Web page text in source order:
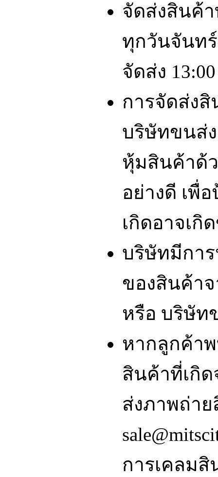
จัดส่งสินค้
ทุกวันจันท
จัดส่ง
การจัดส่งสิ
บริษัทขนส่
หุ้มสินค้าด้
อย่างดี เพื่
เกิดอาจเกิ
บริษัทมีกา
ของสินค้าจ
หรือ บริษัท
หากลูกค้า
สินค้าที่เกิ
ส่งภาพถ่า
การเคลมสิ